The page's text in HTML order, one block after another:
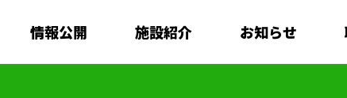
情報公開 施設紹介 お知らせ